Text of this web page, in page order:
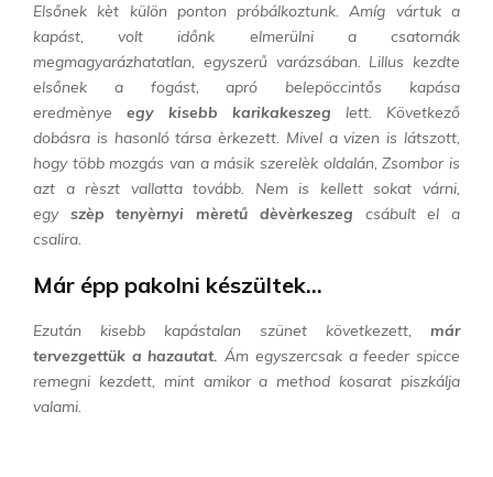
Elsőnek kèt külön ponton próbálkoztunk. Amíg vártuk a
kapást, volt időnk elmerülni a csatornák
megmagyarázhatatlan, egyszerű varázsában. Lillus kezdte
elsőnek a fogást, apró belepöccintős kapása
eredmènye egy kisebb karikakeszeg lett. Következő
dobásra is hasonló társa èrkezett. Mivel a vizen is látszott,
hogy több mozgás van a másik szerelèk oldalán, Zsombor is
azt a rèszt vallatta tovább. Nem is kellett sokat várni,
egy szèp tenyèrnyi mèretű dèvèrkeszeg csábult el a
csalira.
Már épp pakolni készültek…
Ezután kisebb kapástalan szünet következett, már
tervezgettük a hazautat. Ám egyszercsak a feeder spicce
remegni kezdett, mint amikor a method kosarat piszkálja
valami.